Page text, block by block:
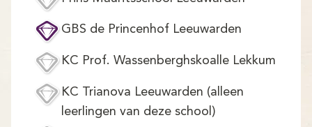
Aanmelden
GBS de Princenhof Leeuwarden
KC Prof. Wassenberghskoalle Lekkum
KC Trianova Leeuwarden (alleen
leerlingen van deze school)